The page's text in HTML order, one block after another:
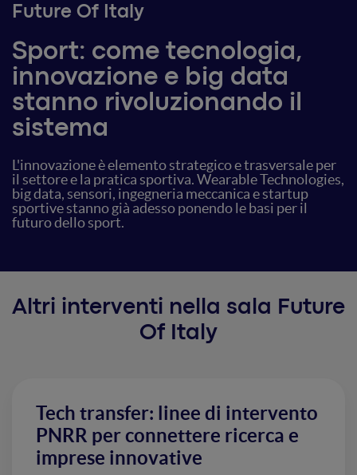
Future Of Italy
Sport: come tecnologia,
innovazione e big data
stanno rivoluzionando il
sistema
L'innovazione è elemento strategico e trasversale per
il settore e la pratica sportiva. Wearable Technologies,
big data, sensori, ingegneria meccanica e startup
sportive stanno già adesso ponendo le basi per il
futuro dello sport.
Altri interventi nella sala Future
Of Italy
Tech transfer: linee di intervento
PNRR per connettere ricerca e
imprese innovative